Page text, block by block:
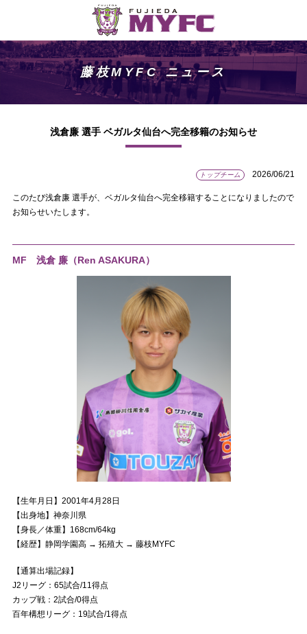
藤枝MYFC ニュース
浅倉廉 選手 ベガルタ仙台へ完全移籍のお知らせ
トップチーム 2026/06/21
このたび浅倉廉 選手が、ベガルタ仙台へ完全移籍することになりましたので
お知らせいたします。
MF 浅倉 廉（Ren ASAKURA）
【生年月日】2001年4月28日
【出身地】神奈川県
【身長／体重】168cm/64kg
【経歴】静岡学園高 → 拓殖大 → 藤枝MYFC
【通算出場記録】
J2リーグ：65試合/11得点
カップ戦：2試合/0得点
百年構想リーグ：19試合/1得点